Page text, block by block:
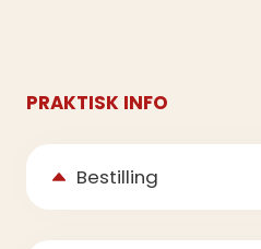
PRAKTISK INFO
Bestilling